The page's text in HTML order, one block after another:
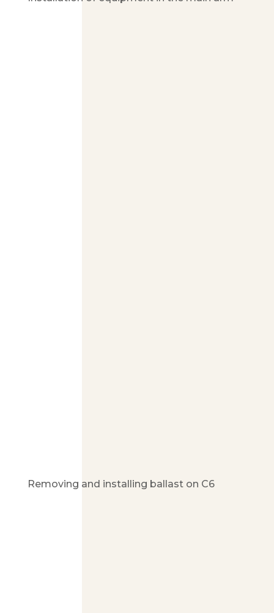
Removing and installing ballast on C6